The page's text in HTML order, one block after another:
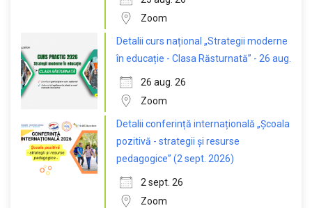
Zoom
Detalii curs național „Strategii moderne
în educație - Clasa Răsturnată” - 26 aug.
26 aug. 26
Zoom
Detalii conferință internațională „Școala
pozitivă - strategii și resurse
pedagogice” (2 sept. 2026)
2 sept. 26
Zoom